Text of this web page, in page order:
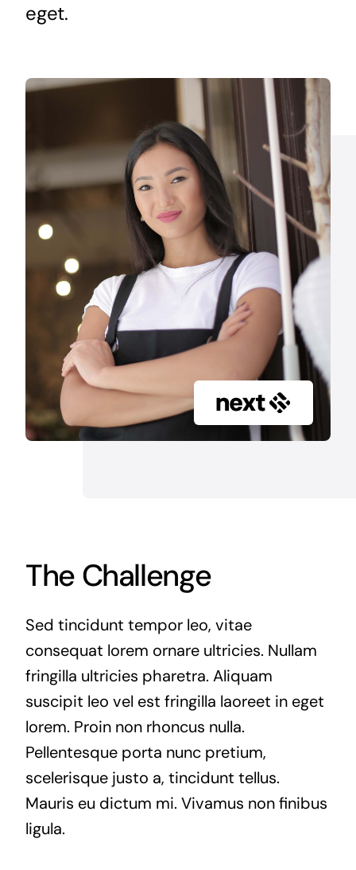
eget.
The Challenge
Sed tincidunt tempor leo, vitae
consequat lorem ornare ultricies. Nullam
fringilla ultricies pharetra. Aliquam
suscipit leo vel est fringilla laoreet in eget
lorem. Proin non rhoncus nulla.
Pellentesque porta nunc pretium,
scelerisque justo a, tincidunt tellus.
Mauris eu dictum mi. Vivamus non finibus
ligula.